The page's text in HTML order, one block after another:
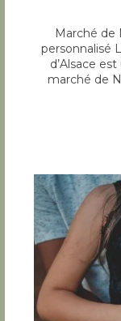
Marché de
personnalisé
d’Alsace
marché de